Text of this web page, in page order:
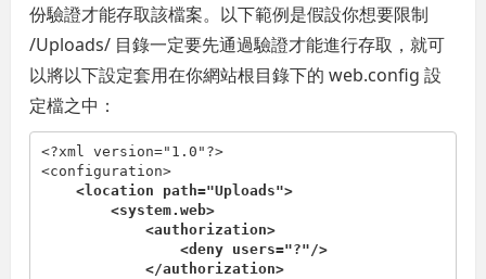
份驗證才能存取該檔案。以下範例是假設你想要限制
/Uploads/ 目錄一定要先通過驗證才能進行存取，就可
以將以下設定套用在你網站根目錄下的 web.config 設
定檔之中：
<?xml version="1.0" ?>
<configuration>
<location path="Uploads">
<system.web>
<authorization>
<deny users="?"/>
</authorization>